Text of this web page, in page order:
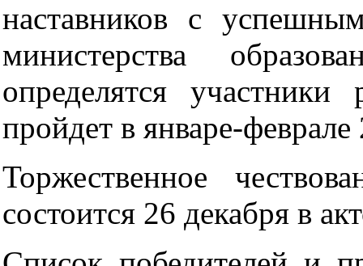
наставников с
министерства
определятся участники
пройдет в январе-
Торжественное
состоится 26 декабря в